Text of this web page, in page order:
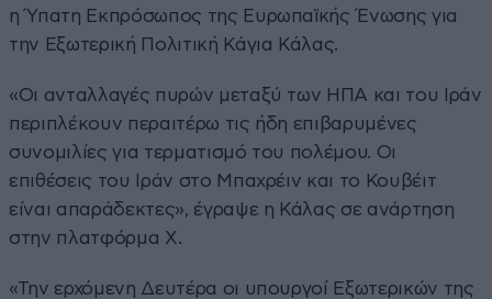
η Ύπατη Εκπρόσωπος της Ευρωπαϊκής Ένωσης για
την Εξωτερική Πολιτική Κάγια Κάλας.
«Οι ανταλλαγές πυρών μεταξύ των ΗΠΑ και του Ιράν
περιπλέκουν περαιτέρω τις ήδη επιβαρυμένες
συνομιλίες για τερματισμό του πολέμου. Οι
επιθέσεις του Ιράν στο Μπαχρέιν και το Κουβέιτ
είναι απαράδεκτες», έγραψε η Κάλας σε ανάρτηση
στην πλατφόρμα X.
«Την ερχόμενη Δευτέρα οι υπουργοί Εξωτερικών της